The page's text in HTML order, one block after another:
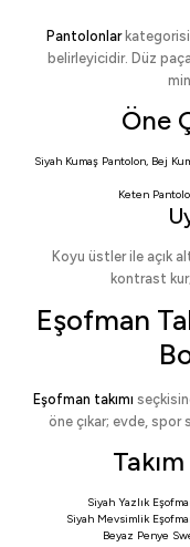
Pantolonlar
belirleyicidir. Düz
Öne
Siyah Kumaş Pantolon, Bej
Keten
Koyu üstler ile açık
kontrast
Eşofman
Eşofman takımı
öne çıkar; evde, spor
Siyah Yazlık
Siyah Mevsimlik
Beyaz Penye